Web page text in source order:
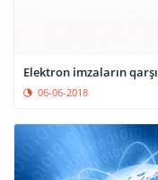
Elektron imzaların
06-06-2018